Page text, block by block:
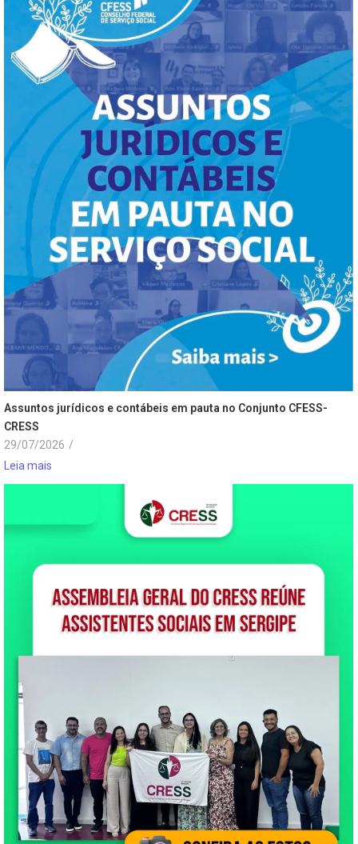
Assuntos jurídicos e contábeis em pauta no Conjunto CFESS-
CRESS
29/07/2026 /
Leia mais